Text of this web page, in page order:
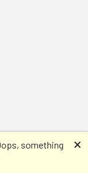
something
🗙